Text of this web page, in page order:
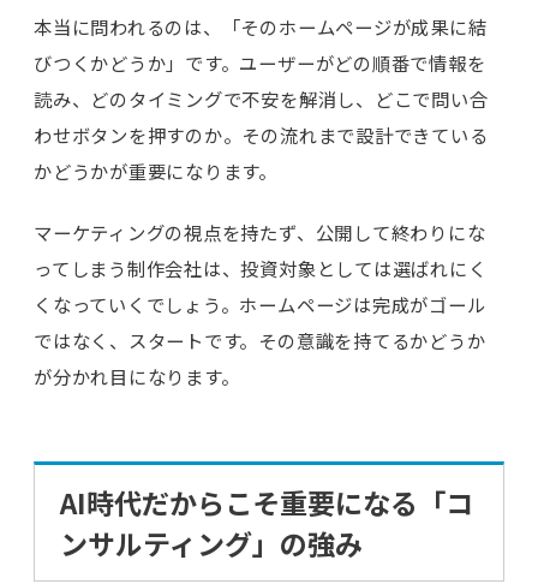
本当に問われるのは、「そのホームページが成果に結
びつくかどうか」です。ユーザーがどの順番で情報を
読み、どのタイミングで不安を解消し、どこで問い合
わせボタンを押すのか。その流れまで設計できている
かどうかが重要になります。
マーケティングの視点を持たず、公開して終わりにな
ってしまう制作会社は、投資対象としては選ばれにく
くなっていくでしょう。ホームページは完成がゴール
ではなく、スタートです。その意識を持てるかどうか
が分かれ目になります。
AI時代だからこそ重要になる「コ
ンサルティング」の強み